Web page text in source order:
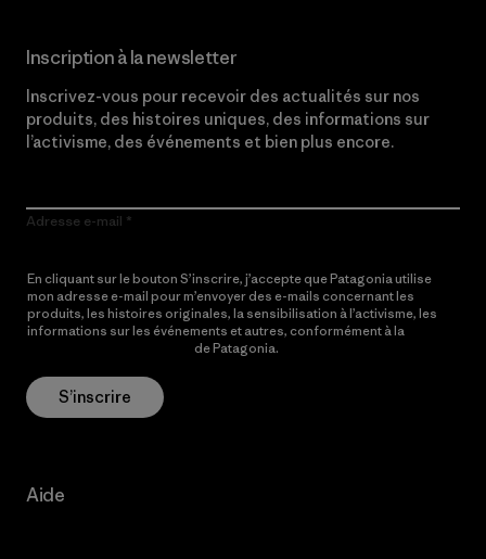
Inscription à la newsletter
Inscrivez-vous pour recevoir des actualités sur nos
produits, des histoires uniques, des informations sur
l’activisme, des événements et bien plus encore.
Adresse e-mail
En cliquant sur le bouton S’inscrire, j’accepte que Patagonia utilise
mon adresse e-mail pour m’envoyer des e-mails concernant les
produits, les histoires originales, la sensibilisation à l’activisme, les
informations sur les événements et autres, conformément à la
de Patagonia.
S’inscrire
Aide